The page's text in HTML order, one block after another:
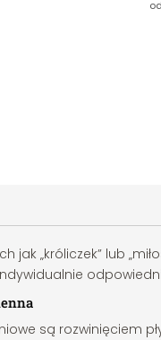
od
„króliczek” lub
są rozwinięciem